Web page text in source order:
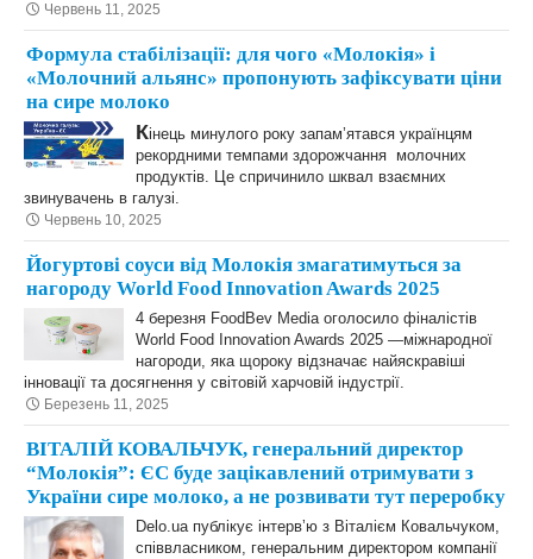
Червень 11, 2025
Формула стабілізації: для чого «Молокія» і
«Молочний альянс» пропонують зафіксувати ціни
на сире молоко
Кінець минулого року запам’ятався українцям
рекордними темпами здорожчання молочних
продуктів. Це спричинило шквал взаємних
звинувачень в галузі.
Червень 10, 2025
Йогуртові соуси від Молокія змагатимуться за
нагороду World Food Innovation Awards 2025
4 березня FoodBev Media оголосило фіналістів
World Food Innovation Awards 2025 —міжнародної
нагороди, яка щороку відзначає найяскравіші
інновації та досягнення у світовій харчовій індустрії.
Березень 11, 2025
ВІТАЛІЙ КОВАЛЬЧУК, генеральний директор
“Молокія”: ЄС буде зацікавлений отримувати з
України сире молоко, а не розвивати тут переробку
Delo.ua публікує інтервʼю з Віталієм Ковальчуком,
співвласником, генеральним директором компанії